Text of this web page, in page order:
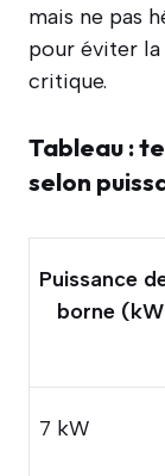
mais ne pas
pour éviter la
critique.
Tableau :
selon
Puissance
borne
7 kW